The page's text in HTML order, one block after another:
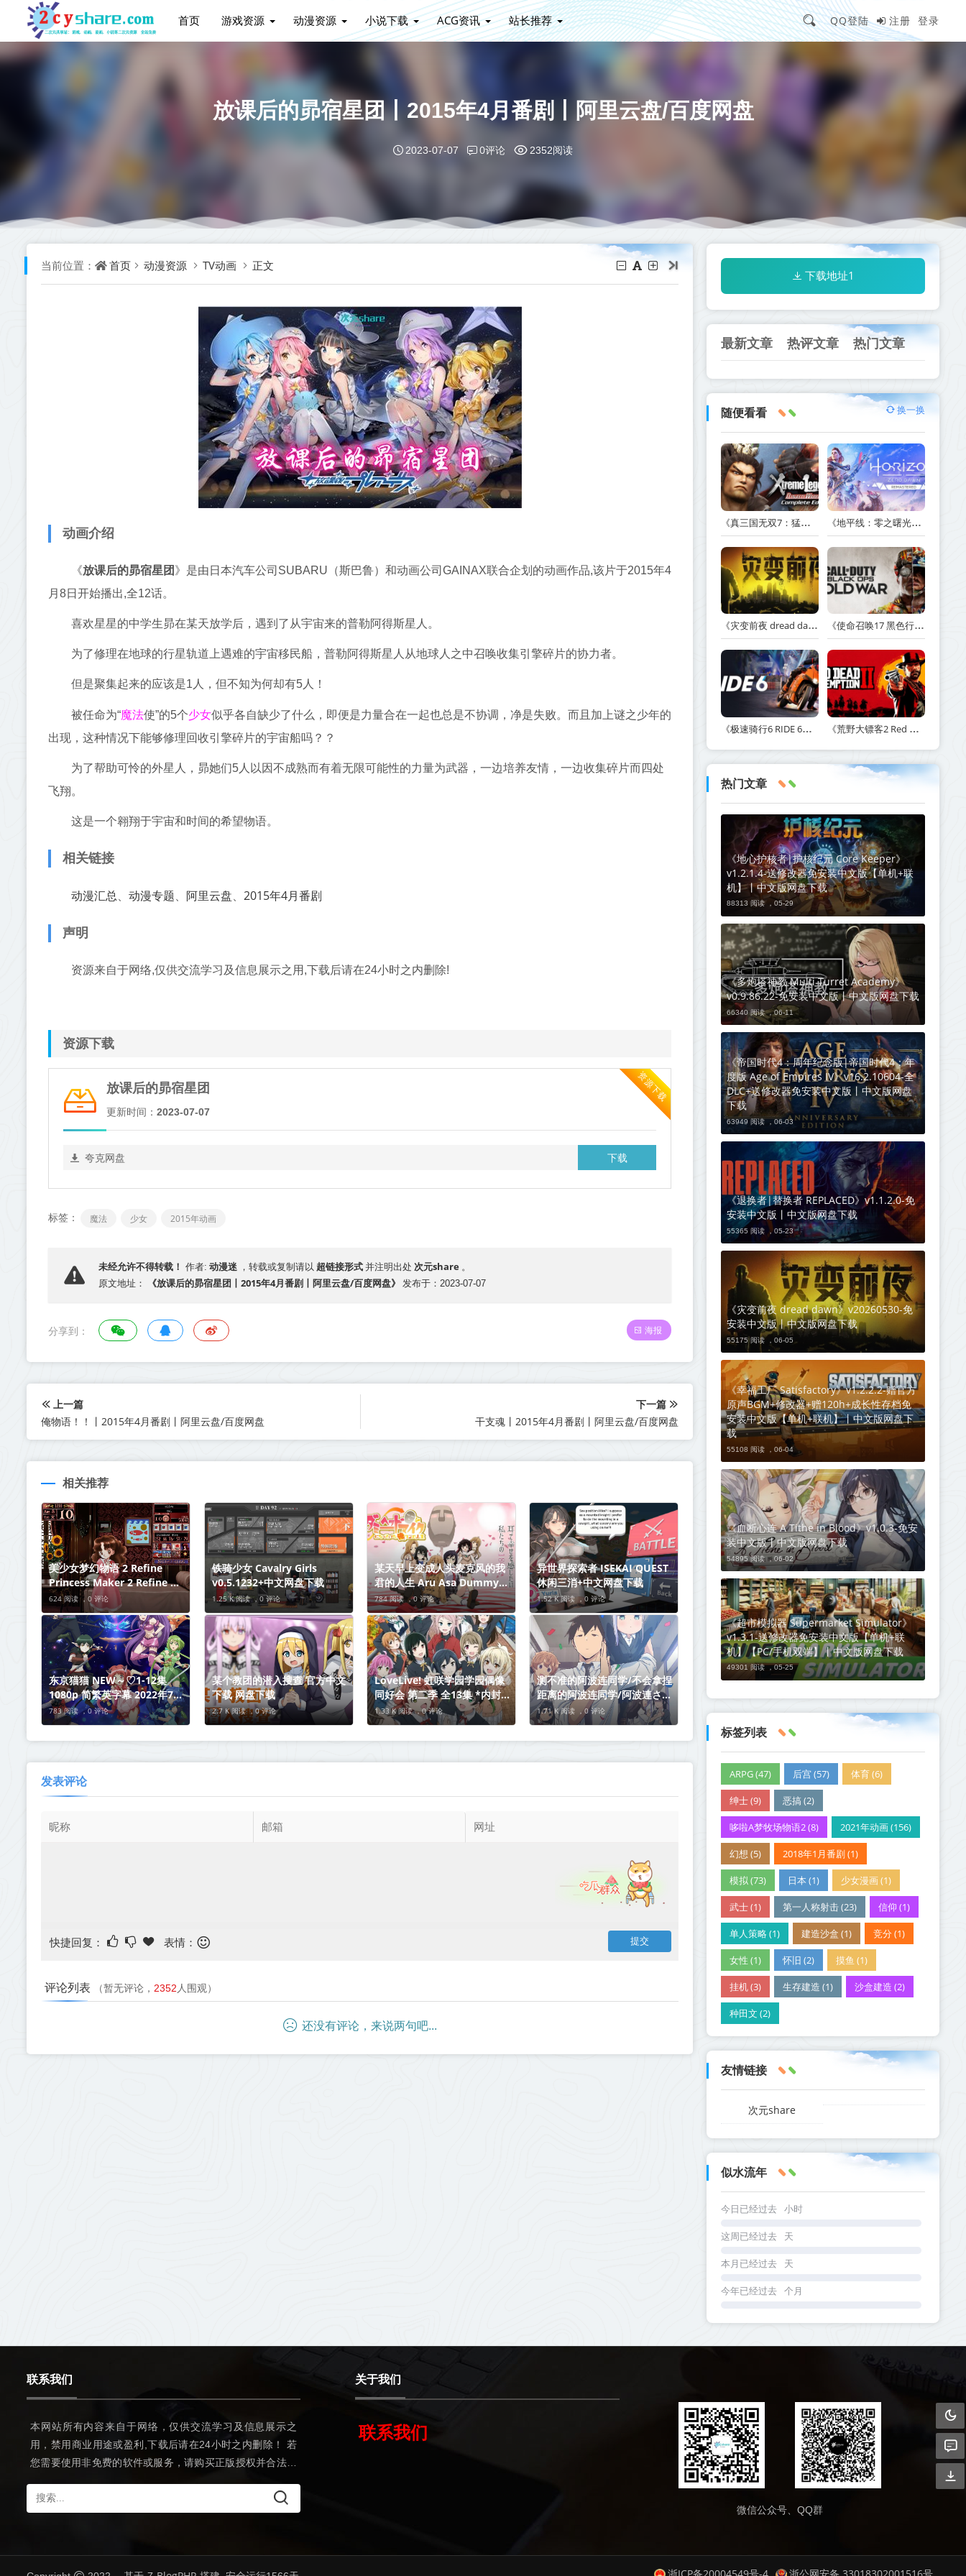
首页 游戏资源 动漫资源 小说下载 ACG资讯 站长推荐 QQ登陆 注册 登录
放课后的昴宿星团丨2015年4月番剧丨阿里云盘/百度网盘
2023-07-07 0评论 2352阅读
当前位置： 首页 动漫资源 TV动画 正文
动画介绍
《放课后的昴宿星团 》是由日本汽车公司SUBARU（斯巴鲁）和动画公司GAINAX联合企划的动画作品,该片于2015年4
月8日开始播出,全12话。
喜欢星星的中学生昴在某天放学后，遇到了从宇宙来的普勒阿得斯星人。
为了修理在地球的行星轨道上遇难的宇宙移民船，普勒阿得斯星人从地球人之中召唤收集引擎碎片的协力者。
但是聚集起来的应该是1人，但不知为何却有5人！
被任命为“魔法使”的5个少女似乎各自缺少了什么，即便是力量合在一起也总是不协调，净是失败。而且加上谜之少年的
出现，这种情况下能够修理回收引擎碎片的宇宙船吗？？
为了帮助可怜的外星人，昴她们5人以因不成熟而有着无限可能性的力量为武器，一边培养友情，一边收集碎片而四处
飞翔。
这是一个翱翔于宇宙和时间的希望物语。
相关链接
动漫汇总 动漫专题 阿里云盘 2015年4月番剧
声明
资源来自于网络,仅供交流学习及信息展示之用,下载后请在24小时之内删除!
资源下载
资源下载
放课后的昴宿星团
更新时间： 2023-07-07
下载
夸克网盘
标签： 魔法 少女 2015年动画
未经允许不得转载！ 作者: 动漫迷 ，转载或复制请以 超链接形式 并注明出处 次元share 。
原文地址：
《放课后的昴宿星团丨2015年4月番剧丨阿里云盘/百度网盘》 发布于：2023-07-07
分享到： 海报
上一篇
俺物语！！丨2015年4月番剧丨阿里云盘/百度网盘
下一篇
干支魂丨2015年4月番剧丨阿里云盘/百度网盘
相关推荐
美少女梦幻物语 2 Refine
Princess Maker 2 Refine 中
文网盘下载
624 阅读 ，0 评论
铁骑少女 Cavalry Girls
v0.5.1232+中文网盘下载
1.25 K 阅读 ，0 评论
某天早上变成人头麦克风的我
君的人生 Aru Asa Dummy
Head Mike ni Natte Ita
Ore-kun no Jinsei0 1-12合
集 1080p 简体 2022十月新番
784 阅读 ，0 评论
异世界探索者 ISEKAI QUEST
休闲三消+中文网盘下载
1.52 K 阅读 ， 0 评论
东京猫猫 NEW～♡1-12集
1080p 简繁英字幕 2022年7月
新番
783 阅读 ，0 评论
某个教团的潜入搜查 官方中文
下载 网盘下载
2.7 K 阅读 ，0 评论
LoveLive! 虹咲学园学园偶像
同好会 第二季 全13集 *内封
简繁英多国软字幕*2022年4月
新番
1.33 K 阅读 ，0 评论
测不准的阿波连同学/不会拿捏
距离的阿波连同学/阿波連さん
ははかれない | 01-12【日语
+簡繁英字幕】2022年4月新番
1.71 K 阅读 ，0 评论
发表评论
快捷回复： 表情：
评论列表 （暂无评论， 2352 人围观）
还没有评论，来说两句吧...
下载地址1
最新文章 热评文章 热门文章
随便看看 换一换
《真三国无双7：猛将传完全版 DYNASTY WARRIORS 7: Xtreme Legends Complete Edition》Build.3602035-免安装中文版【PC/手机双端】丨中文版 《地平线：零之曙光重制版 Horizon Zero Dawn Remastered》v1.5.89.0-送修改器丨中文版网盘下载
《灾变前夜 dread dawn》v20260530-免安装中文版丨中文版网盘下载 《使命召唤17 黑色行动 冷战 Call of Duty: Black Ops Cold War》v1.34.1.15931218-全DLC+送修改器丨中文版网盘下载
《极速骑行6 RIDE 6》v20260511-免安装中文版丨中文版网盘下载 《荒野大镖客2 Red Dead Redemption 2》v1491.50-打包mod+送修改器丨中文版网盘下载
热门文章
《地心护核者|护核纪元 Core Keeper》
v1.2.1.4-送修改器免安装中文版【单机+联
机】丨中文版网盘下载
88313 阅读 ， 05-29
《多炮塔神教 Multi Turret Academy》
v0.9.86.22-免安装中文版丨中文版网盘下载
66340 阅读 ，06-11
《帝国时代4：周年纪念版|帝国时代4：年
度版 Age of Empires IV》v16.2.10604-全
DLC+送修改器免安装中文版丨中文版网盘
下载
63949 阅读 ，06-03
《退换者|替换者 REPLACED》v1.1.2.0-免
安装中文版丨中文版网盘下载
55365 阅读 ，05-23
《灾变前夜 dread dawn》v20260530-免
安装中文版丨中文版网盘下载
55175 阅读 ， 06-05
《幸福工厂 Satisfactory》v1.2.2.2-赠官方
原声BGM+修改器+赠120h+成长性存档免
安装中文版【单机+联机】丨中文版网盘下
载
55108 阅读 ， 06-04
《血断心连 A Tithe in Blood》v1.0.3-免安
装中文版丨中文版网盘下载
54895 阅读 ，06-02
《超市模拟器 Supermarket Simulator》
v1.3.1-送修改器免安装中文版【单机+联
机】【PC/手机双端】丨中文版网盘下载
49301 阅读 ，05-25
标签列表
ARPG (47) 后宫 (57) 体育 (6)
绅士 (9) 恶搞 (2)
哆啦A梦牧场物语2 (8) 2021年动画 (156)
幻想 (5) 2018年1月番剧 (1)
模拟 (73) 日本 (1) 少女漫画 (1)
武士 (1) 第一人称射击 (23) 信仰 (1)
单人策略 (1) 建造沙盒 (1) 竞分 (1)
女性 (1) 怀旧 (2) 摸鱼 (1)
挂机 (3) 生存建造 (1) 沙盒建造 (2)
种田文 (2)
友情链接
次元share
似水流年
今日已经过去 小时
这周已经过去 天
本月已经过去 天
今年已经过去 个月
联系我们
本网站所有内容来自于网络，仅供交流学习及信息展示之
用，禁用商业用途或盈利,下载后请在24小时之内删除！ 若
您需要使用非免费的软件或服务，请购买正版授权并合法使
8990567@qq.com，我们将及时处理。
关于我们
联系我们
微信公众号、QQ群